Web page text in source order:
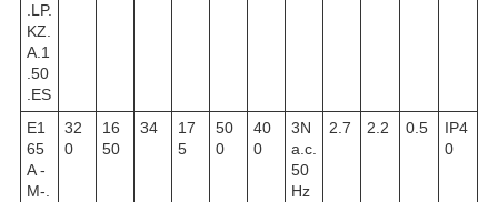
.LP.
KZ.
A.1
.50
.ES
E1
65
A -
M-.
32
0
16
50
34
17
5
50
0
40
0
3N
a.c.
50
Hz
2.7 2.2 0.5
IP4
0